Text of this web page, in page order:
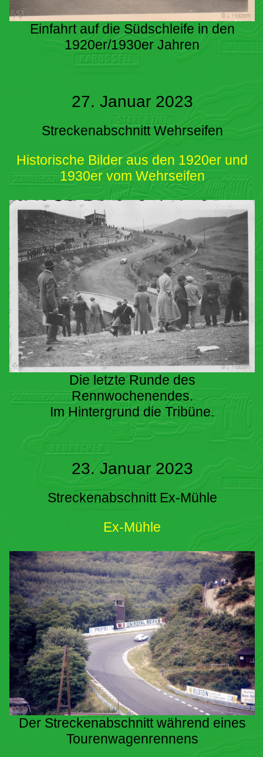
Einfahrt auf die Südschleife in den
1920er/1930er Jahren
27. Januar 2023
Streckenabschnitt Wehrseifen
Historische Bilder aus den 1920er und
1930er vom Wehrseifen
Die letzte Runde des
Rennwochenendes.
Im Hintergrund die Tribüne.
23. Januar 2023
Streckenabschnitt Ex-Mühle
Ex-Mühle
Der Streckenabschnitt während eines
Tourenwagenrennens